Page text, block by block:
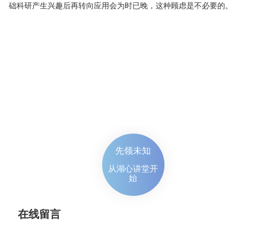
础科研产生兴趣后再转向应用会为时已晚，这种顾虑是不必要的。
先领未知
从湖心讲堂开
始
在线留言